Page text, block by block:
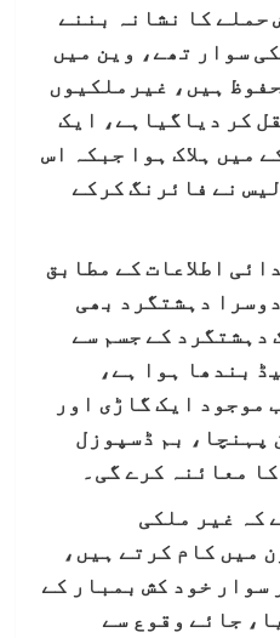
حملے کا نشانہ بننے
5 غیر ملکی سوار تھے، وین میں
ہیں، غیرملکیوں
کر دیاگیاہے، ایک
میں ہلاک ہوا جبکہ اس
نے فائرنگ کرکے
اطلاعات کے مطابق
دہشتگرد بھی
دہشتگرد کے جسم سے
بندھا ہوا ہے،
موجود ایک گاڑی اور
پہنچا، بم ڈسپوزل
معائنہ کرے گی۔
کہ غیر ملکی
میں کام کرتے ہیں،
سوار خود کش بمبار کے
جائے وقوع سے